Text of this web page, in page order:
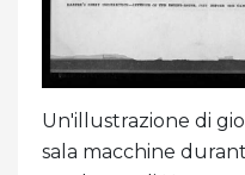
Un'illustrazione di
sala macchine